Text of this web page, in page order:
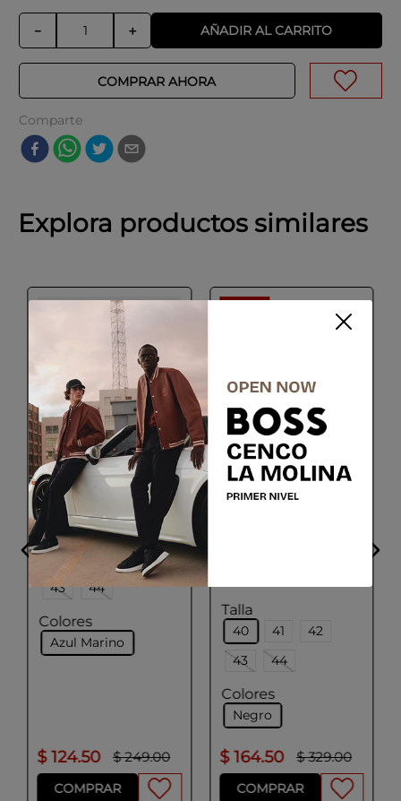
＋
－ AÑADIR AL CARRITO
COMPRAR AHORA
Comparte
Explora productos similares
LLOYD
ORBIT 77
Talla
40
42
43
44
Colores
Azul Marino
$ 124.50 $ 249.00
COMPRAR
Talla
40 41
42
43
44
Colores
Negro
$ 164.50 $ 329.00
COMPRAR